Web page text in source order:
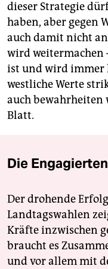
dieser Strategie
haben, aber gegen
auch damit nicht
wird weitermachen
ist und wird immer
westliche Werte
auch bewahrheiten
Blatt.
Die
Der drohende
Landtagswahlen
Kräfte inzwischen
braucht es
und vor allem mit